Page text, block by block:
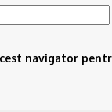
navigator